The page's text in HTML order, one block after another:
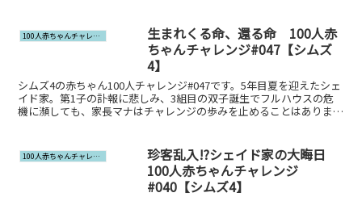
100人赤ちゃんチャレンジ
生まれくる命、還る命 100人赤
ちゃんチャレンジ#047【シムズ
4】
シムズ4の赤ちゃん100人チャレンジ#047です。5年目夏を迎えたシェ
イド家。第1子の訃報に悲しみ、3組目の双子誕生でフルハウスの危
機に瀕しても、家長マナはチャレンジの歩みを止めることはありませ
100人赤ちゃんチャレンジ
珍客乱入!?シェイド家の大晦日
100人赤ちゃんチャレンジ
#040【シムズ4】